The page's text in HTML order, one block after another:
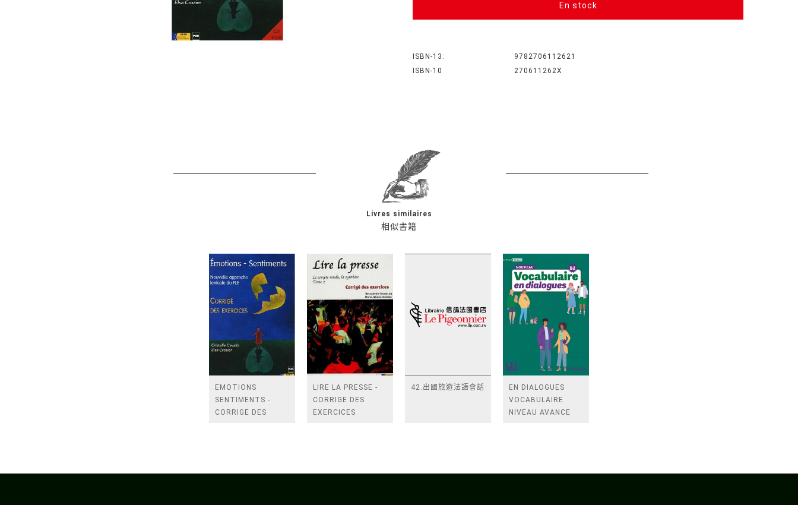
En stock
ISBN-13:
9782706112621
ISBN-10
270611262X
相似書籍
Livres similaires
EMOTIONS
SENTIMENTS -
CORRIGE DES
LIRE LA PRESSE -
CORRIGE DES
EXERCICES
42.出國旅遊法語會話
EN DIALOGUES
VOCABULAIRE
NIVEAU AVANCE